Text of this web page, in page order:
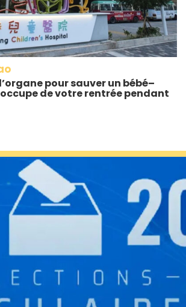
pour sauver un bébé–
de votre rentrée pendant